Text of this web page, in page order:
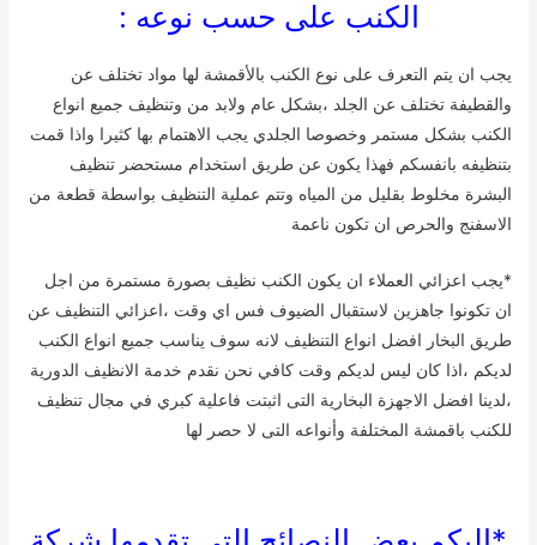
الكنب على حسب نوعه :
يجب ان يتم التعرف على نوع الكنب بالأقمشة لها مواد تختلف عن
والقطيفة تختلف عن الجلد ،بشكل عام ولابد من وتنظيف جميع انواع
الكنب بشكل مستمر وخصوصا الجلدي يجب الاهتمام بها كثيرا واذا قمت
بتنظيفه بانفسكم فهذا يكون عن طريق استخدام مستحضر تنظيف
البشرة مخلوط بقليل من المياه وتتم عملية التنظيف بواسطة قطعة من
الاسفنج والحرص ان تكون ناعمة
*يجب اعزائي العملاء ان يكون الكنب نظيف بصورة مستمرة من اجل
ان تكونوا جاهزين لاستقبال الضيوف فس اي وقت ،اعزائي التنظيف عن
طريق البخار افضل انواع التنظيف لانه سوف يناسب جميع انواع الكنب
لديكم ،اذا كان ليس لديكم وقت كافي نحن نقدم خدمة الانظيف الدورية
،لدينا افضل الاجهزة البخارية التى اثبتت فاعلية كبري في مجال تنظيف
للكنب باقمشة المختلفة وأنواعه التى لا حصر لها